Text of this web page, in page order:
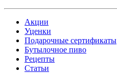
Акции
Уценки
Подарочные сертификаты
Бутылочное пиво
Рецепты
Статьи